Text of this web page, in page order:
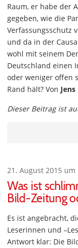
Raum, er habe der
gegeben, wie die
Verfassungsschutz
und da in der
wohl mit seinem
Deutschland einen
oder weniger offen
Rand hält? Von
Dieser Beitrag ist
21. August 2015 um
Was ist
Bild-Zeitung
Es ist angebracht,
Leserinnen und
Antwort klar: Die